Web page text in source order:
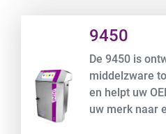
9450
De 9450 is
middelzware
en helpt uw
uw merk naar